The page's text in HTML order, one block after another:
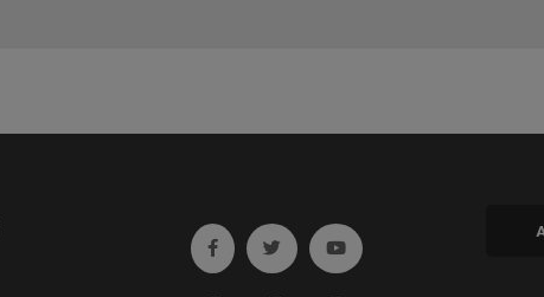
Ir a facebook (abre en ventana nueva)
Ir a twitter (abre en ventana nueva)
Ir a YouTube (abre en